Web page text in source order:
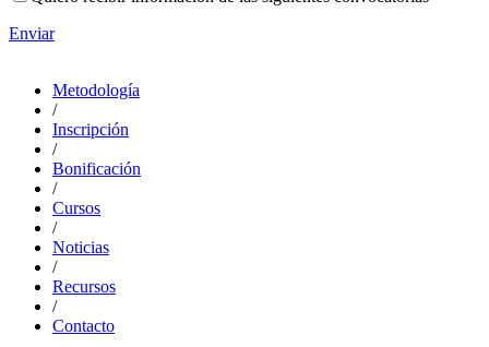
Enviar
Metodología
/
Inscripción
/
Bonificación
/
Cursos
/
Noticias
/
Recursos
/
Contacto